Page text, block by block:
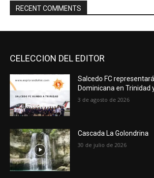
RECENT COMMENTS
CELECCION DEL EDITOR
Salcedo FC
Dominicana en Trinidad
3 de agosto de 2026
Cascada La Golondrina
30 de julio de 2026